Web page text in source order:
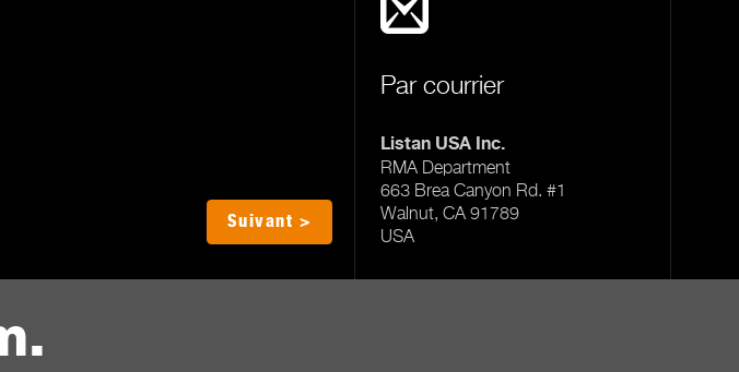
Suivant >
Par courrier
Listan USA Inc.
RMA Department
663 Brea Canyon Rd. #1
Walnut, CA 91789
USA